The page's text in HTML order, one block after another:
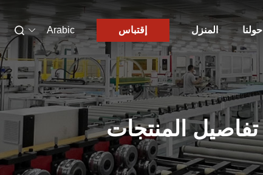
المنزل حولنا إقتباس Arabic
تفاصيل المنتجات